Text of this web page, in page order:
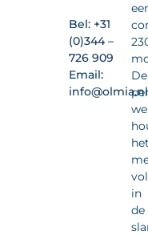
Bel: +31
(0)344 –
726 909
Email:
info@olmia.nl
De
het
in
de